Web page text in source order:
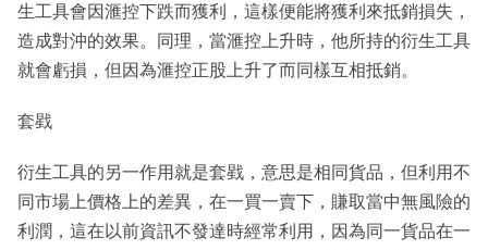
生工具會因滙控下跌而獲利，這樣便能將獲利來抵銷損失，
造成對沖的效果。同理，當滙控上升時，他所持的衍生工具
就會虧損，但因為滙控正股上升了而同樣互相抵銷。
套戥
衍生工具的另一作用就是套戥，意思是相同貨品，但利用不
同市場上價格上的差異，在一買一賣下，賺取當中無風險的
利潤，這在以前資訊不發達時經常利用，因為同一貨品在一